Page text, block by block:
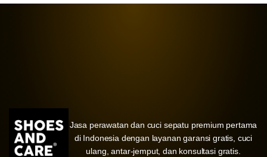
Jasa perawatan dan cuci sepatu premium pertama
di Indonesia dengan layanan garansi gratis, cuci
ulang, antar-jemput, dan konsultasi gratis.